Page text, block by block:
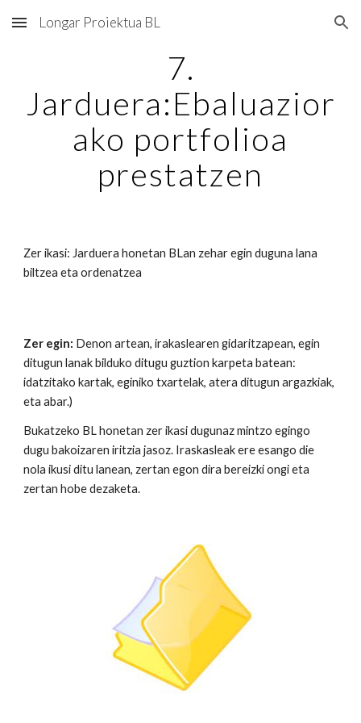
Skip to main content Skip to navigation
Longar Proiektua BL
7.
Jarduera:Ebaluazior
ako portfolioa
prestatzen
Zer ikasi: Jarduera honetan BLan zehar egin duguna lana
biltzea eta ordenatzea
Zer egin: Denon artean, irakaslearen gidaritzapean, egin
ditugun lanak bilduko ditugu guztion karpeta batean:
idatzitako kartak, eginiko txartelak, atera ditugun argazkiak,
eta abar.)
Bukatzeko BL honetan zer ikasi dugunaz mintzo egingo
dugu bakoizaren iritzia jasoz. Iraskasleak ere esango die
nola ikusi ditu lanean, zertan egon dira bereizki ongi eta
zertan hobe dezaketa.